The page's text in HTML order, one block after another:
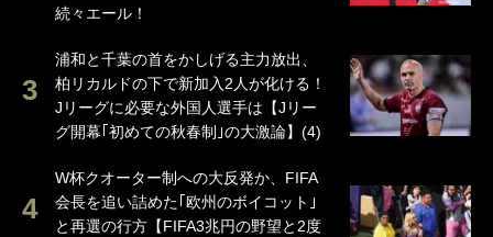
続々エール！
浦和と千葉の首をかしげる主力放出、
柏リカルドの下で新加入2人が化ける！
Jリーグに必要な外国人選手は【Jリー
グ開幕｢初めての秋春制｣の大激論】(4)
W杯クオーター制への大反発か、FIFA
会長を追い詰めた｢欧州のボイコット｣
と再選の行方【FIFA3兆円の野望と2度